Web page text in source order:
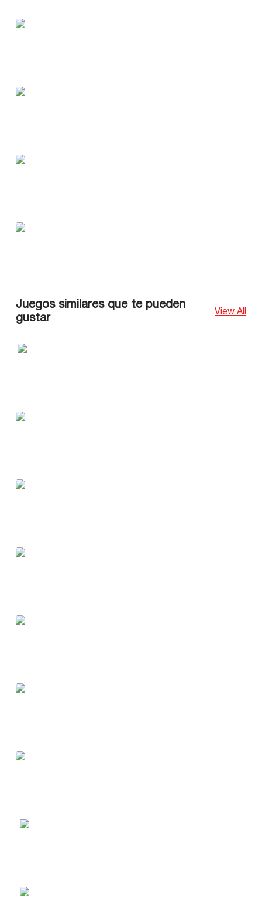
Juegos similares que te pueden
gustar
View All